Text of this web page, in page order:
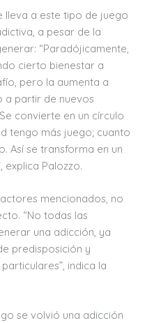
lleva a este tipo de juego
a pesar de la
“Paradójicamente,
cierto bienestar a
pero la aumenta a
a partir de nuevos
convierte en un círculo
tengo más juego; cuanto
Así se transforma en un
explica Palozzo.
mencionados, no
“No todas las
una adicción, ya
predisposición y
indica la
se volvió una adicción